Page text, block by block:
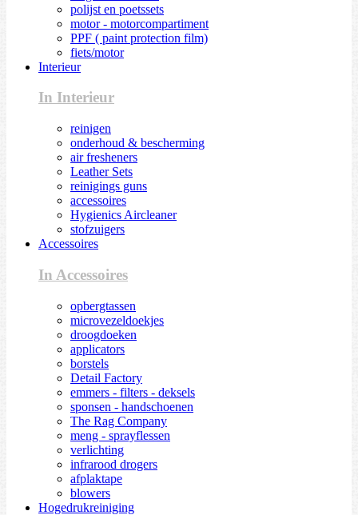
polijst en poetssets
motor - motorcompartiment
PPF ( paint protection film)
fiets/motor
Interieur
In Interieur
reinigen
onderhoud & bescherming
air fresheners
Leather Sets
reinigings guns
accessoires
Hygienics Aircleaner
stofzuigers
Accessoires
In Accessoires
opbergtassen
microvezeldoekjes
droogdoeken
applicators
borstels
Detail Factory
emmers - filters - deksels
sponsen - handschoenen
The Rag Company
meng - sprayflessen
verlichting
infrarood drogers
afplaktape
blowers
Hogedrukreiniging